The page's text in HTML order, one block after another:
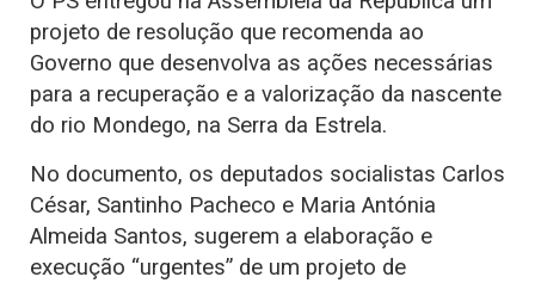
projeto de resolução que recomenda ao
Governo que desenvolva as ações necessárias
para a recuperação e a valorização da nascente
do rio Mondego, na Serra da Estrela.
No documento, os deputados socialistas Carlos
César, Santinho Pacheco e Maria Antónia
Almeida Santos, sugerem a elaboração e
execução “urgentes” de um projeto de